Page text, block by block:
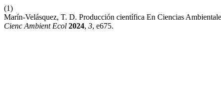
(1)
Marín-Velásquez, T. D. Producción científica En Ciencias
Cienc Ambient Ecol 2024, 3, e675.